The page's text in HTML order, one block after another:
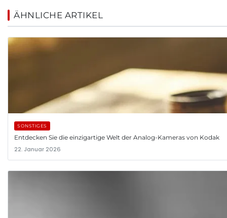
ÄHNLICHE ARTIKEL
SONSTIGES
Entdecken Sie die einzigartige Welt der Analog-Kameras von Kodak
22. Januar 2026